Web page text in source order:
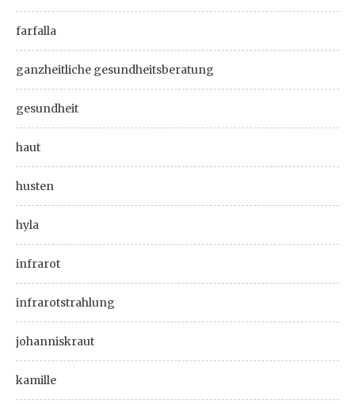
farfalla
ganzheitliche gesundheitsberatung
gesundheit
haut
husten
hyla
infrarot
infrarotstrahlung
johanniskraut
kamille